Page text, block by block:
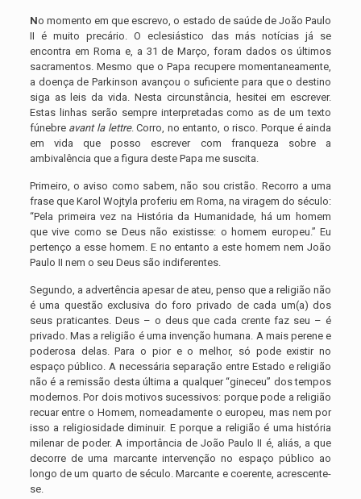
No momento em que escrevo, o estado de saúde de João Paulo
II é muito precário. O eclesiástico das más notícias já se
encontra em Roma e, a 31 de Março, foram dados os últimos
sacramentos. Mesmo que o Papa recupere momentaneamente,
a doença de Parkinson avançou o suficiente para que o destino
siga as leis da vida. Nesta circunstância, hesitei em escrever.
Estas linhas serão sempre interpretadas como as de um texto
fúnebre avant la lettre. Corro, no entanto, o risco. Porque é ainda
em vida que posso escrever com franqueza sobre a
ambivalência que a figura deste Papa me suscita.
Primeiro, o aviso como sabem, não sou cristão. Recorro a uma
frase que Karol Wojtyla proferiu em Roma, na viragem do século:
“Pela primeira vez na História da Humanidade, há um homem
que vive como se Deus não existisse: o homem europeu.” Eu
pertenço a esse homem. E no entanto a este homem nem João
Paulo II nem o seu Deus são indiferentes.
Segundo, a advertência apesar de ateu, penso que a religião não
é uma questão exclusiva do foro privado de cada um(a) dos
seus praticantes. Deus – o deus que cada crente faz seu – é
privado. Mas a religião é uma invenção humana. A mais perene e
poderosa delas. Para o pior e o melhor, só pode existir no
espaço público. A necessária separação entre Estado e religião
não é a remissão desta última a qualquer “gineceu” dos tempos
modernos. Por dois motivos sucessivos: porque pode a religião
recuar entre o Homem, nomeadamente o europeu, mas nem por
isso a religiosidade diminuir. E porque a religião é uma história
milenar de poder. A importância de João Paulo II é, aliás, a que
decorre de uma marcante intervenção no espaço público ao
longo de um quarto de século. Marcante e coerente, acrescente-
se.